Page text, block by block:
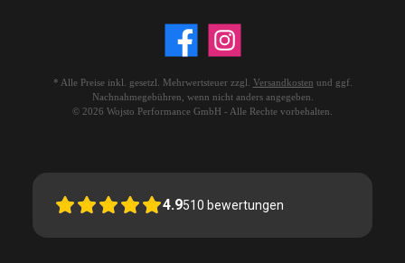
* Alle Preise inkl. gesetzl. Mehrwertsteuer zzgl. Versandkosten und ggf.
Nachnahmegebühren, wenn nicht anders angegeben.
© 2026 Wojsto Performance GmbH - Alle Rechte vorbehalten.
4.9510 bewertungen